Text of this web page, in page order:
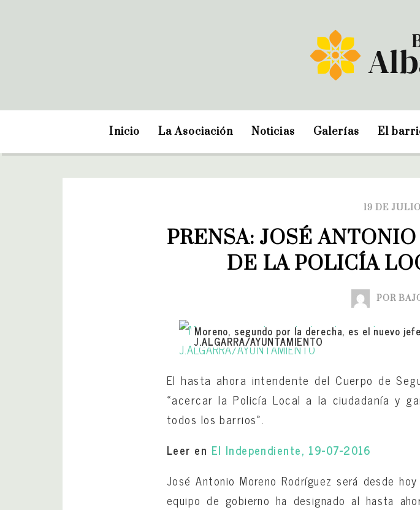
Inicio La Asociación Noticias Galerías El
19 DE
PRENSA: JOSÉ
DE LA POLICÍA
POR
Moreno, segundo por la derecha, es el nuevo
J.ALGARRA/AYUNTAMIENTO
El hasta ahora intendente del Cuerpo de
«acercar la Policía Local a la ciudadanía y
todos los barrios».
Leer en El Independiente, 19-07-2016
José Antonio Moreno Rodríguez será desde
equipo de gobierno ha designado al hasta